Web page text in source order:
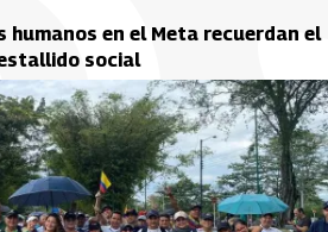
humanos en el Meta recuerdan el
social